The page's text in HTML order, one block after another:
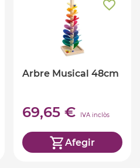
Arbre Musical 48cm
69,65 € IVA inclòs
Afegir